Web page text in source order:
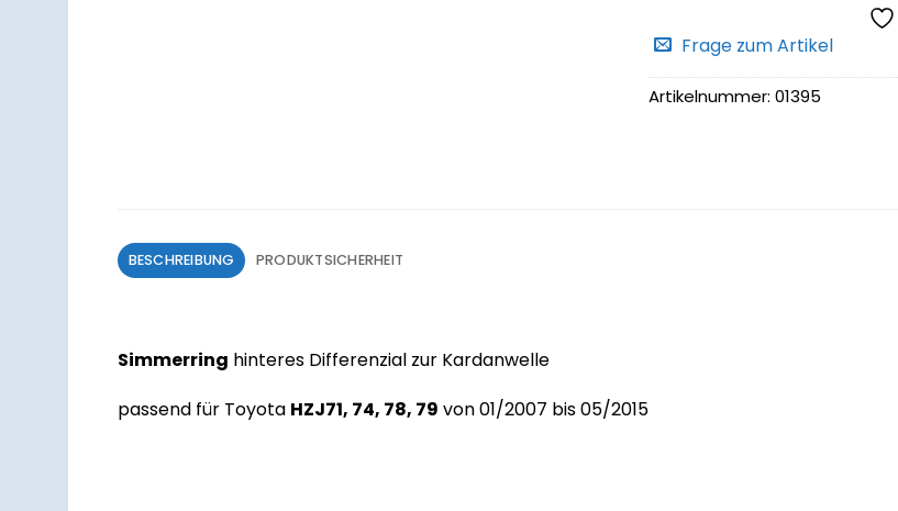
Frage zum Artikel
Artikelnummer:01395
BESCHREIBUNG PRODUKTSICHERHEIT
Simmerring hinteres Differenzial zur Kardanwelle
passend für Toyota HZJ71, 74, 78, 79 von 01/2007 bis 05/2015